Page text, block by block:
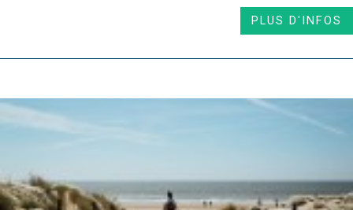
PLUS D'INFOS